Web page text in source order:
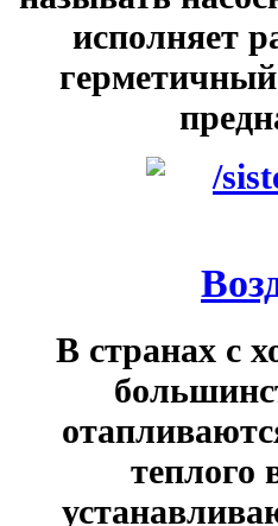
исполняет
В странах с
теплого